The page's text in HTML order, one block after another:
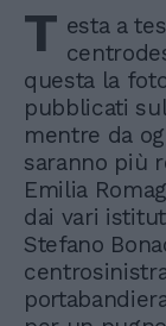
T esta a
questa la
pubblicati
mentre da
saranno più
Emilia
dai vari
Stefano